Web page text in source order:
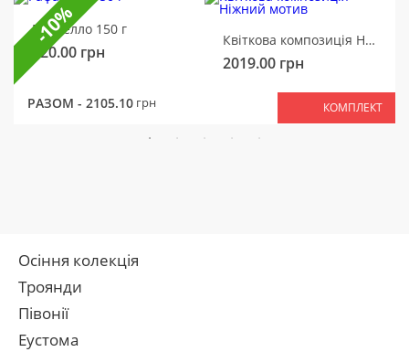
Рафаелло 150 г
320.00 грн
Квіткова композиція Ніжний мотив
2019.00 грн
РАЗОМ - 2105.10 грн КОМПЛЕКТ
-10%
Осіння колекція
Троянди
Півонії
Еустома